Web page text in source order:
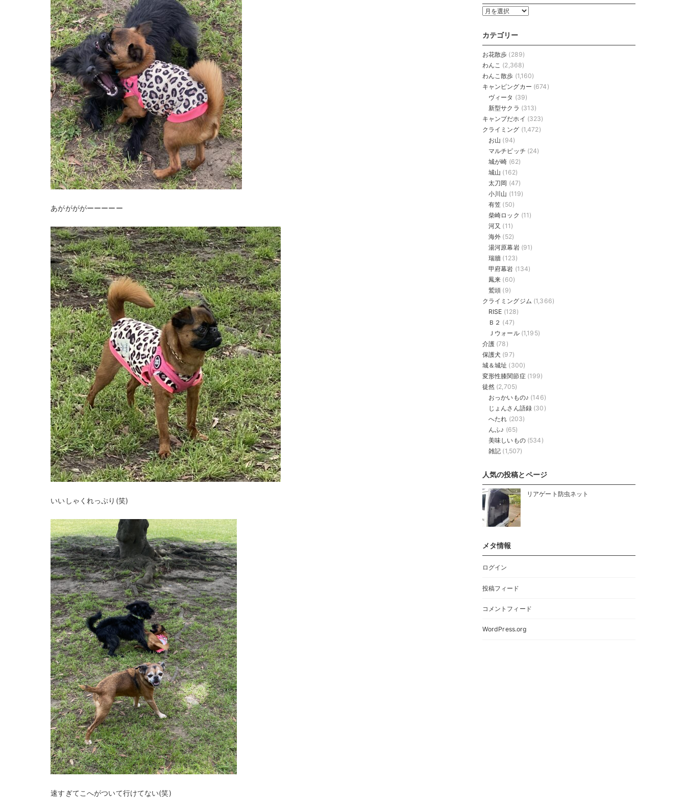
あががががーーーーー
いいしゃくれっぷり(笑)
速すぎてこへがついて行けてない(笑)
過
の
稿
カテゴリー
お花散歩 (289)
わんこ (2,368)
わんこ散歩 (1,160)
キャンピングカー (674)
ヴィータ (39)
新型サクラ (313)
キャンプだホイ (323)
クライミング (1,472)
お山 (94)
マルチピッチ (24)
城が崎 (62)
城山 (162)
太刀岡 (47)
小川山 (119)
有笠 (50)
柴崎ロック (11)
河又 (11)
海外 (52)
湯河原幕岩(91)
瑞牆 (123)
甲府幕岩 (134)
鳳来 (60)
鷲頭 (9)
クライミングジム (1,366)
RISE (128)
Ｂ２ (47)
Ｊウォール(1,195)
介護 (78)
保護犬 (97)
城＆城址 (300)
変形性膝関節症(199)
徒然 (2,705)
おっかいもの♪ (146)
じょんさん語録(30)
へたれ (203)
んふ♪ (65)
美味しいもの(534)
雑記 (1,507)
人気の投稿とページ
リアゲート防虫ネット
メタ情報
ログイン
投稿フィード
コメントフィード
WordPress.org